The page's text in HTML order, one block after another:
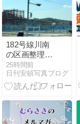
182号線川南
の区画整理さ
れたあの場所
に工事が始ま
った
25時間前
日刊安頓写真ブログ